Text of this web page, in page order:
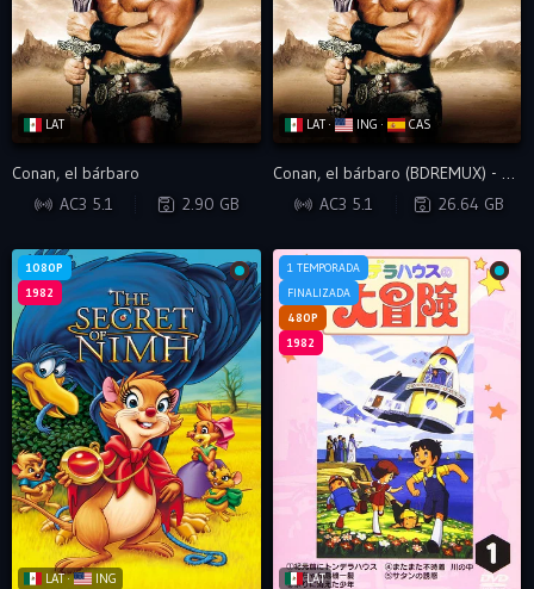
LAT
BDRIP
Conan, el bárbaro
AC3 5.1
2.90 GB
LAT · ING · CAS
BDRIP
AC3 5.1
26.64 GB
1080P
1982
LAT · ING
1 TEMPORADA
FINALIZADA
480P
1982
LAT